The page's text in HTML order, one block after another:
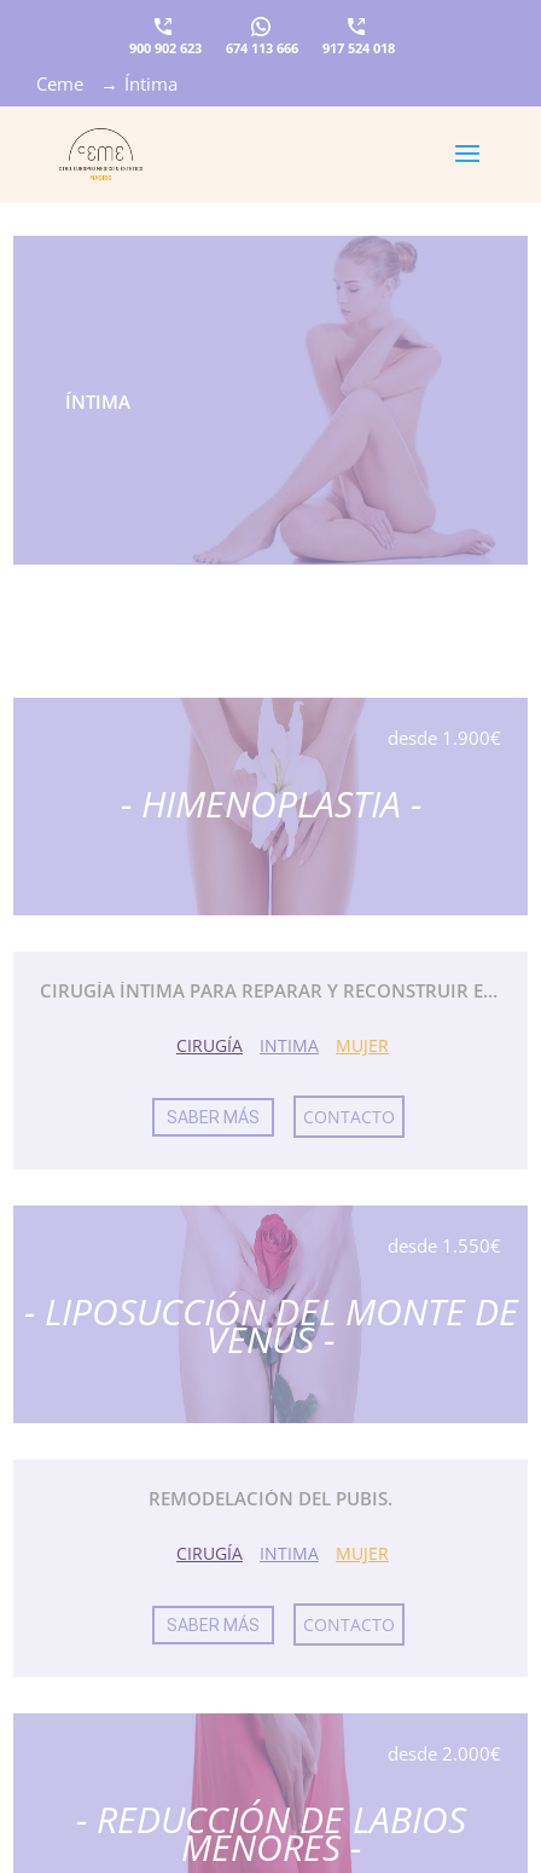
900 902 623 674 113 666 917 524 018
Ceme → Íntima
ÍNTIMA
desde 1.900€
- HIMENOPLASTIA -
CIRUGÍA ÍNTIMA PARA REPARAR Y RECONSTRUIR EL HIMEN.
CIRUGÍA INTIMA MUJER
SABER MÁS CONTACTO
desde 1.550€
- LIPOSUCCIÓN DEL MONTE DE
VENUS -
REMODELACIÓN DEL PUBIS.
CIRUGÍA INTIMA MUJER
SABER MÁS CONTACTO
desde 2.000€
- REDUCCIÓN DE LABIOS
MENORES -
×